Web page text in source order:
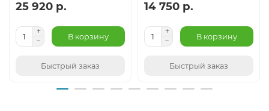
25 920 р.
В корзину
Быстрый заказ
14 750 р.
В корзину
Быстрый заказ